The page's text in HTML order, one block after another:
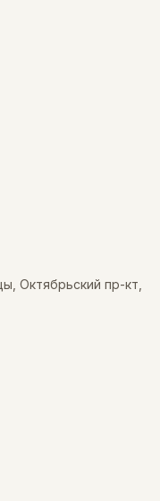
Октябрьский пр-кт,